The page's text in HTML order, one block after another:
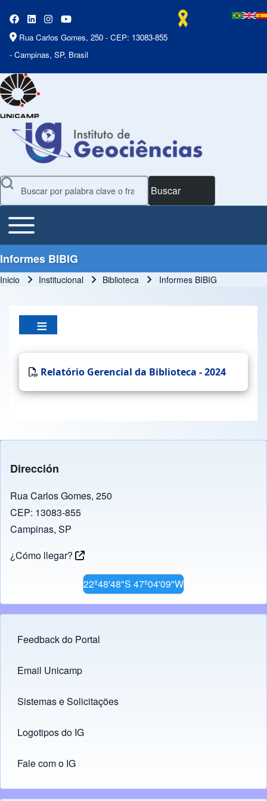
Rua Carlos Gomes, 250 - CEP: 13083-855
- Campinas, SP, Brasil
Buscar
Main Menu
Toggle main menu
Informes BIBIG
Inicio Institucional Biblioteca Informes BIBIG
Relatório Gerencial da Biblioteca - 2024
Dirección
Rua Carlos Gomes, 250
CEP: 13083-855
Campinas, SP
¿Cómo llegar?
22º48'48"S 47º04'09"W
Footer menu
Feedback do Portal
Links
Email Unicamp
(opens in new tab)
Sistemas e Solicitações
(opens in new tab)
Logotipos do IG
(opens in new tab)
Fale com o IG